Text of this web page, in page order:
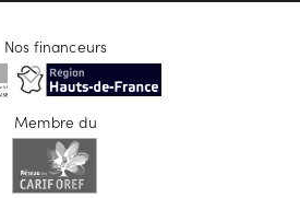
Nos financeurs
Membre du